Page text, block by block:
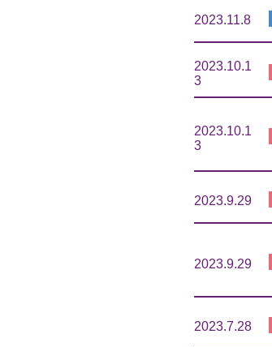
2023.11.8
2023.10.1
3
2023.10.1
3
2023.9.29
2023.9.29
2023.7.28